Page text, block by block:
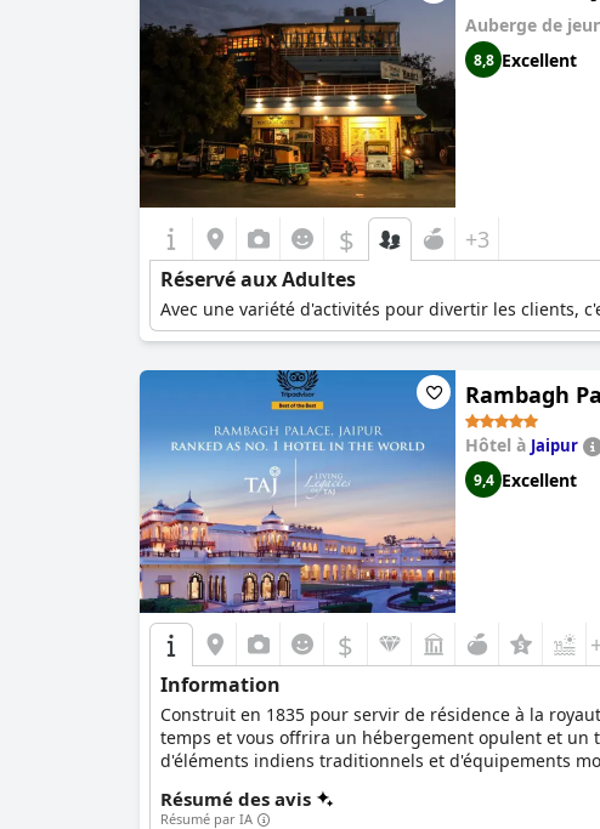
Auberge de
8,8 Excellent
$ +3
Réservé aux Adultes
Avec une variété d'activités pour divertir les clients,
Rambagh
Hôtel à Jaipur
9,4 Excellent
$
Information
Construit en 1835 pour servir de résidence à la
temps et vous offrira un hébergement opulent et un
d'éléments indiens traditionnels et d'équipements
Résumé des avis
Résumé par IA